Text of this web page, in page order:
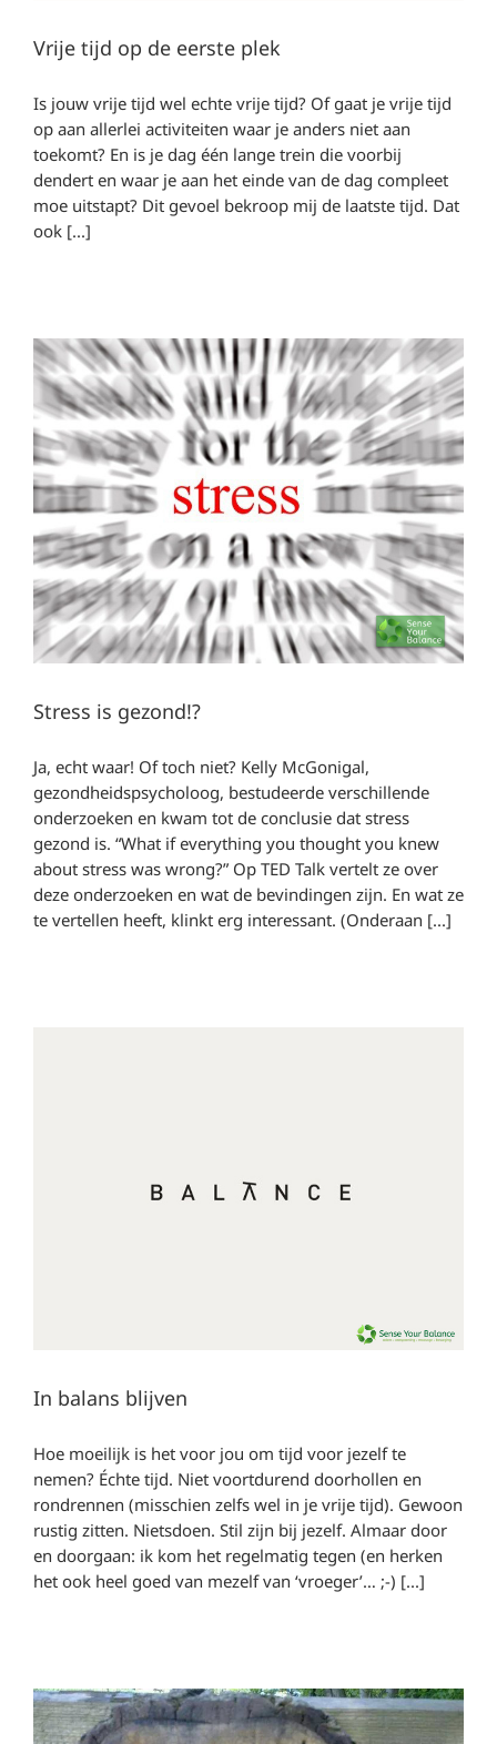
Vrije tijd op de eerste plek
Is jouw vrije tijd wel echte vrije tijd? Of gaat je vrije tijd
op aan allerlei activiteiten waar je anders niet aan
toekomt? En is je dag één lange trein die voorbij
dendert en waar je aan het einde van de dag compleet
moe uitstapt? Dit gevoel bekroop mij de laatste tijd. Dat
ook [...]
Stress is gezond!?
Ja, echt waar! Of toch niet? Kelly McGonigal,
gezondheidspsycholoog, bestudeerde verschillende
onderzoeken en kwam tot de conclusie dat stress
gezond is. “What if everything you thought you knew
about stress was wrong?” Op TED Talk vertelt ze over
deze onderzoeken en wat de bevindingen zijn. En wat ze
te vertellen heeft, klinkt erg interessant. (Onderaan [...]
In balans blijven
Hoe moeilijk is het voor jou om tijd voor jezelf te
nemen? Échte tijd. Niet voortdurend doorhollen en
rondrennen (misschien zelfs wel in je vrije tijd). Gewoon
rustig zitten. Nietsdoen. Stil zijn bij jezelf. Almaar door
en doorgaan: ik kom het regelmatig tegen (en herken
het ook heel goed van mezelf van ‘vroeger’… ;-) [...]